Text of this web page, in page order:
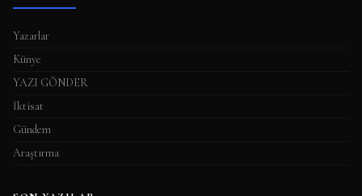
Yazarlar
Künye
YAZI GÖNDER
İktisat
Gündem
Araştırma